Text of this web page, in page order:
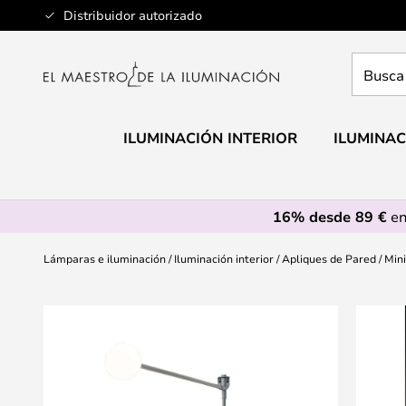
Distribuidor autorizado
Ir
al
aquí
ILUMINACIÓN INTERIOR
16% desde 89 €
Lámparas e iluminación Iluminación interior Apliques de Pared